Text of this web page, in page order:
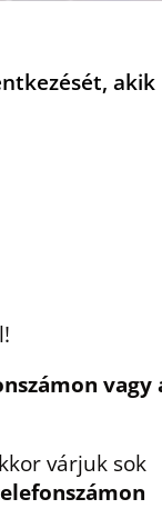
akik
vagy
várjuk sok